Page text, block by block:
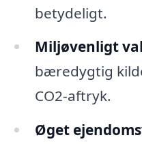
betydeligt.
Miljøvenligt
bæredygtig
CO2-aftryk.
Øget